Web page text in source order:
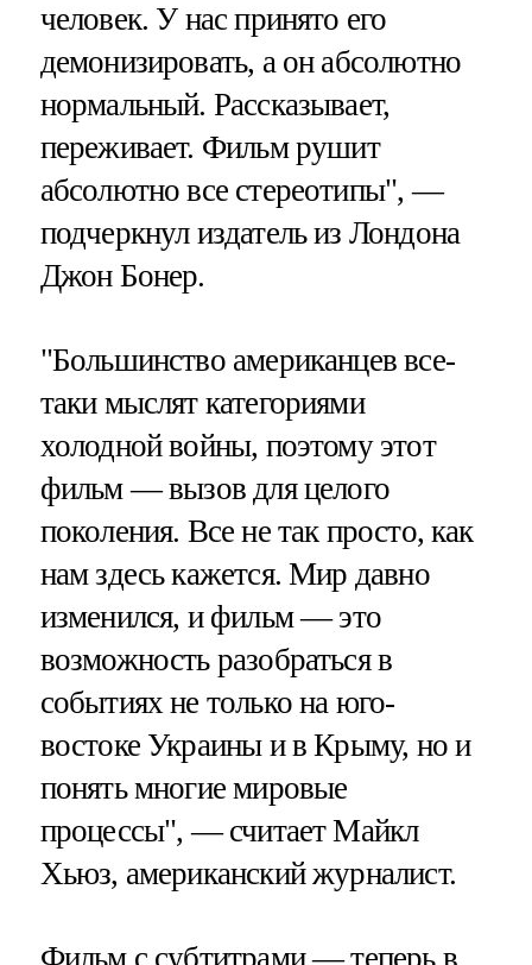
человек. У нас принято его
демонизировать, а он абсолютно
нормальный. Рассказывает,
переживает. Фильм рушит
абсолютно все стереотипы", —
подчеркнул издатель из Лондона
Джон Бонер.
"Большинство американцев все-
таки мыслят категориями
холодной войны, поэтому этот
фильм — вызов для целого
поколения. Все не так просто, как
нам здесь кажется. Мир давно
изменился, и фильм — это
возможность разобраться в
событиях не только на юго-
востоке Украины и в Крыму, но и
понять многие мировые
процессы", — считает Майкл
Хьюз, американский журналист.